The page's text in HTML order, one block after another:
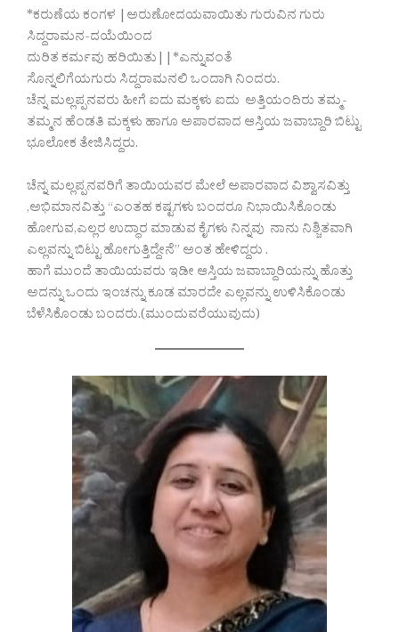
*ಕರುಣೆಯ ಕಂಗಳ |ಅರುಣೋದಯವಾಯಿತು ಗುರುವಿನ ಗುರು
ಸಿದ್ದರಾಮನ-ದಯೆಯಿಂದ
ದುರಿತ ಕರ್ಮವು ಹರಿಯಿತು||*ಎನ್ನುವಂತೆ
ಸೊನ್ನಲಿಗೆಯಗುರು ಸಿದ್ದರಾಮನಲಿ ಒಂದಾಗಿ ನಿಂದರು.
ಚೆನ್ನ ಮಲ್ಲಪ್ಪನವರು ಹೀಗೆ ಐದು ಮಕ್ಕಳು ಐದು ಅತ್ತಿಯಂದಿರು ತಮ್ಮ-
ತಮ್ಮನ ಹೆಂಡತಿ ಮಕ್ಕಳು ಹಾಗೂ ಅಪಾರವಾದ ಆಸ್ತಿಯ ಜವಾಬ್ದಾರಿ ಬಿಟ್ಟು
ಭೂಲೋಕ ತೇಜಿಸಿದ್ದರು.
ಚೆನ್ನ ಮಲ್ಲಪ್ಪನವರಿಗೆ ತಾಯಿಯವರ ಮೇಲೆ ಅಪಾರವಾದ ವಿಶ್ವಾಸವಿತ್ತು
,ಅಭಿಮಾನವಿತ್ತು “ಎಂತಹ ಕಷ್ಟಗಳು ಬಂದರೂ ನಿಭಾಯಿಸಿಕೊಂಡು
ಹೋಗುವ,ಎಲ್ಲರ ಉದ್ಧಾರ ಮಾಡುವ ಕೈಗಳು ನಿನ್ನವು ನಾನು ನಿಶ್ಚಿತವಾಗಿ
ಎಲ್ಲವನ್ನು ಬಿಟ್ಟು ಹೋಗುತ್ತಿದ್ದೇನೆ” ಅಂತ ಹೇಳಿದ್ದರು .
ಹಾಗೆ ಮುಂದೆ ತಾಯಿಯವರು ಇಡೀ ಆಸ್ತಿಯ ಜವಾಬ್ದಾರಿಯನ್ನು ಹೊತ್ತು
ಅದನ್ನು ಒಂದು ಇಂಚನ್ನು ಕೂಡ ಮಾರದೇ ಎಲ್ಲವನ್ನು ಉಳಿಸಿಕೊಂಡು
ಬೆಳೆಸಿಕೊಂಡು ಬಂದರು.(ಮುಂದುವರೆಯುವುದು)